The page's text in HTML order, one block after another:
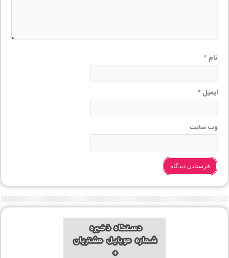
نام*
ایمیل*
وب‌ سایت